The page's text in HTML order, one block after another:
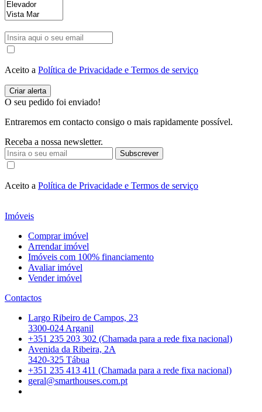
Aceito a Política de Privacidade e Termos de serviço
O seu pedido foi enviado!
Entraremos em contacto consigo o mais rapidamente possível.
Receba a nossa newsletter.
Subscrever
Aceito a Política de Privacidade e Termos de serviço
Imóveis
Comprar imóvel
Arrendar imóvel
Imóveis com 100% financiamento
Avaliar imóvel
Vender imóvel
Contactos
Largo Ribeiro de Campos, 23
3300-024 Arganil
+351 235 203 302 (Chamada para a rede fixa nacional)
Avenida da Ribeira, 2A
3420-325 Tábua
+351 235 413 411 (Chamada para a rede fixa nacional)
geral@smarthouses.com.pt